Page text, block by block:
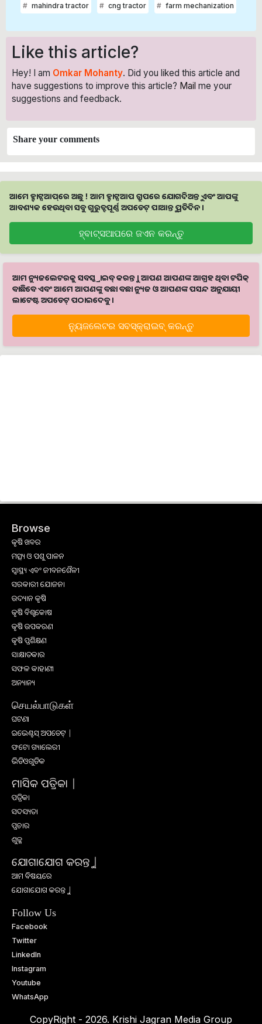
mahindra tractor cng tractor farm mechanization
Like this article?
Hey! I am Omkar Mohanty. Did you liked this article and
have suggestions to improve this article? Mail me your
suggestions and feedback.
Share your comments
ଆମେ ହ୍ବାଟ୍ସଆପ୍‌ରେ ଅଛୁ ! ଆମ ହ୍ବାଟ୍ସଆପ ଗ୍ରୁପରେ ଯୋଗଦିଅନ୍ତୁ ଏବଂ ଆପଙ୍କୁ
ଆବଶ୍ୟକ ହେଉଥିବା ସବୁ ଗୁରୁତ୍ବପୂର୍ଣ୍ଣ ଅପଡେଟ୍‌ ପାଆନ୍ତୁ ପ୍ରତିଦିନ ।
ହ୍ବାଟ୍ସଆପରେ ଜଏନ କରନ୍ତୁ
ଆମ ନ୍ୟୁଜଲେଟରକୁ ସବସ୍କ୍ରାଇବ୍ କରନ୍ତୁ । ଆପଣ ଆପଣଙ୍କ ଆଗ୍ରହ ଥିବା ଟପିକ୍‌
ବାଛିବେ ଏବଂ ଆମେ ଆପଣଙ୍କୁ ବଛା ବଛା ନ୍ୟୁଜ ଓ ଆପଣଙ୍କ ପସନ୍ଦ ଅନୁଯାୟୀ
ଲାଟେଷ୍ଟ ଅପଡେଟ୍‌ ପଠାଇଦେବୁ ।
ନ୍ୟୁଜଲେଟର ସବସ୍କ୍ରାଇବ୍‌ କରନ୍ତୁ
Browse
କୃଷି ଖବର
ମତ୍ସ୍ୟ ଓ ପଶୁ ପାଳନ
ସ୍ୱାସ୍ଥ୍ୟ ଏବଂ ଜୀବନଶୈଳୀ
ସରକାରୀ ଯୋଜନା
ଉଦ୍ୟାନ କୃଷି
କୃଷି ବିଶ୍ବକୋଷ
କୃଷି ଉପକରଣ
କୃଷି ପ୍ରଶିକ୍ଷଣ
ସାକ୍ଷାତକାର
ସଫଳ କାହାଣୀ
ଅନ୍ୟାନ୍ୟ
செயல்பாடுகள்
ଘଟଣା
ଇଭେଣ୍ଟସ୍ ଅପଡେଟ୍ |
ଫଟୋ ଗ୍ୟାଲେରୀ
ଭିଡିଓଗୁଡିକ
ମାସିକ ପତ୍ରିକା |
ପତ୍ରିକା
ସଦସ୍ୟତା
ପ୍ରଚାର
ଶୁଳ୍କ
ଯୋଗାଯୋଗ କରନ୍ତୁ |
ଆମ ବିଷୟରେ
ଯୋଗାଯୋଗ କରନ୍ତୁ |
Follow Us
Facebook
Twitter
LinkedIn
Instagram
Youtube
WhatsApp
CopyRight - 2026. Krishi Jagran Media Group